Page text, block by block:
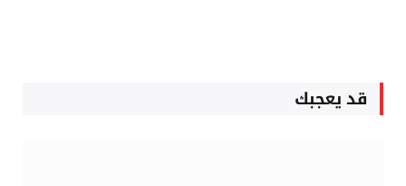
قد يعجبك